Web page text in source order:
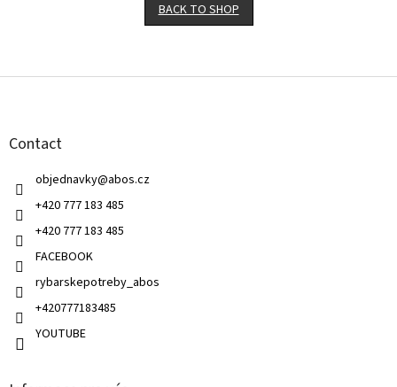
BACK TO SHOP
Contact
objednavky@abos.cz
+420 777 183 485
+420 777 183 485
FACEBOOK
rybarskepotreby_abos
+420777183485
YOUTUBE